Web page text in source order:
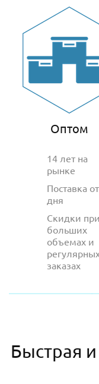
Оптом
14 лет на
рынке
Поставка
дня
Скидки при
больших
объемах и
заказах
Быстрая